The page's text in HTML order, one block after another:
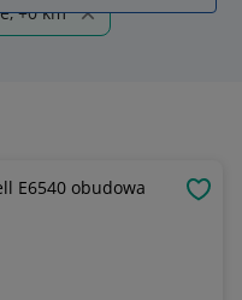
+0 km
E6540 obudowa